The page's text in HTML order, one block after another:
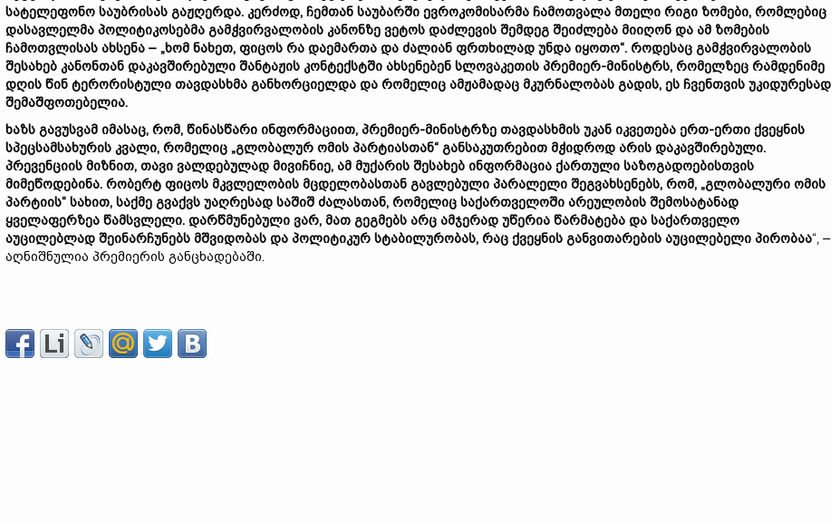
სატელეფონო საუბრისას გაჟღერდა. კერძოდ, ჩემთან საუბარში ევროკომისარმა ჩამოთვალა მთელი რიგი ზომები, რომლებიც
დასავლელმა პოლიტიკოსებმა გამჭვირვალობის კანონზე ვეტოს დაძლევის შემდეგ შეიძლება მიიღონ და ამ ზომების
ჩამოთვლისას ახსენა – „ხომ ნახეთ, ფიცოს რა დაემართა და ძალიან ფრთხილად უნდა იყოთო“. როდესაც გამჭვირვალობის
შესახებ კანონთან დაკავშირებული შანტაჟის კონტექსტში ახსენებენ სლოვაკეთის პრემიერ-მინისტრს, რომელზეც რამდენიმე
დღის წინ ტერორისტული თავდასხმა განხორციელდა და რომელიც ამჟამადაც მკურნალობას გადის, ეს ჩვენთვის უკიდურესად
შემაშფოთებელია.
ხაზს გავუსვამ იმასაც, რომ, წინასწარი ინფორმაციით, პრემიერ-მინისტრზე თავდასხმის უკან იკვეთება ერთ-ერთი ქვეყნის
სპეცსამსახურის კვალი, რომელიც „გლობალურ ომის პარტიასთან“ განსაკუთრებით მჭიდროდ არის დაკავშირებული.
პრევენციის მიზნით, თავი ვალდებულად მივიჩნიე, ამ მუქარის შესახებ ინფორმაცია ქართული საზოგადოებისთვის
მიმეწოდებინა. რობერტ ფიცოს მკვლელობის მცდელობასთან გავლებული პარალელი შეგვახსენებს, რომ, „გლობალური ომის
პარტიის“ სახით, საქმე გვაქვს უაღრესად საშიშ ძალასთან, რომელიც საქართველოში არეულობის შემოსატანად
ყველაფერზეა წამსვლელი. დარწმუნებული ვარ, მათ გეგმებს არც ამჯერად უწერია წარმატება და საქართველო
აუცილებლად შეინარჩუნებს მშვიდობას და პოლიტიკურ სტაბილურობას, რაც ქვეყნის განვითარების აუცილებელი პირობაა“, –
აღნიშნულია პრემიერის განცხადებაში.